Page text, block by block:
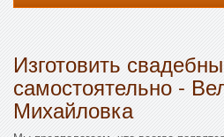
Изготовить
самостоятельно -
Михайловка